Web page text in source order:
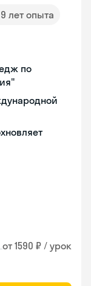
9 лет опыта
по
от 1590 ₽ / урок